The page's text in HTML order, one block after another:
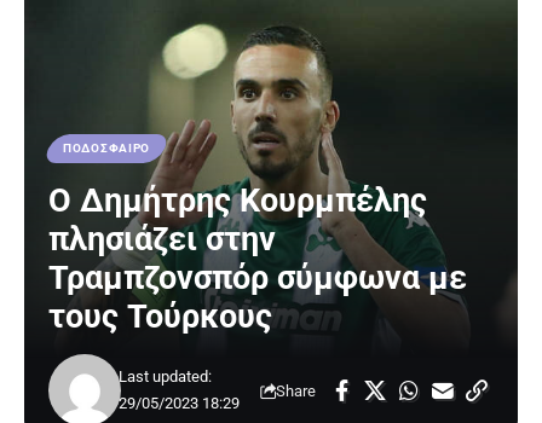
ΠΟΔΟΣΦΑΙΡΟ
Ο Δημήτρης Κουρμπέλης
πλησιάζει στην
Τραμπζονσπόρ σύμφωνα με
τους Τούρκους
Last updated:
29/05/2023 18:29
Share